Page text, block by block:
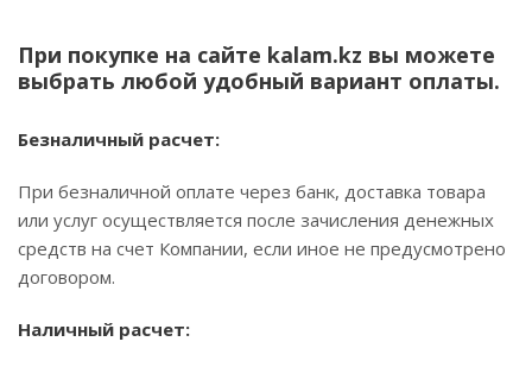
При покупке на сайте kalam.kz вы можете
выбрать любой удобный вариант оплаты.
Безналичный расчет:
При безналичной оплате через банк, доставка товара
или услуг осуществляется после зачисления денежных
средств на счет Компании, если иное не предусмотрено
договором.
Наличный расчет: